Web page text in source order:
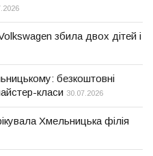
збила двох дітей і
безкоштовні
класи 30.07.2026
Хмельницька філія